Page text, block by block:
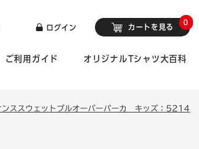
ログイン カートを見る
0
ご利用ガイド オリジナルTシャツ大百科
ススウェットプルオーバーパーカ キッズ：5214